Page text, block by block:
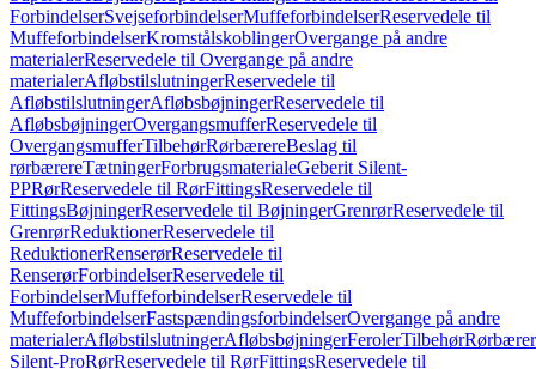
ForbindelserSvejseforbindelserMuffeforbindelserReservedele til
MuffeforbindelserKromstålskoblingerOvergange på andre
materialerReservedele til Overgange på andre
materialerAfløbstilslutningerReservedele til
AfløbstilslutningerAfløbsbøjningerReservedele til
AfløbsbøjningerOvergangsmufferReservedele til
OvergangsmufferTilbehørRørbærereBeslag til
rørbærereTætningerForbrugsmaterialeGeberit Silent-
PPRørReservedele til RørFittingsReservedele til
FittingsBøjningerReservedele til BøjningerGrenrørReservedele til
GrenrørReduktionerReservedele til
ReduktionerRenserørReservedele til
RenserørForbindelserReservedele til
ForbindelserMuffeforbindelserReservedele til
MuffeforbindelserFastspændingsforbindelserOvergange på andre
materialerAfløbstilslutningerAfløbsbøjningerFerolerTilbehør
Silent-ProRørReservedele til RørFittingsReservedele til